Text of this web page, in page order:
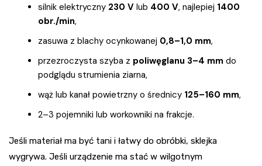
silnik elektryczny 230 V lub 400 V, najlepiej 1400
obr./min,
zasuwa z blachy ocynkowanej 0,8–1,0 mm,
przezroczysta szyba z poliwęglanu 3–4 mm do
podglądu strumienia ziarna,
wąż lub kanał powietrzny o średnicy 125–160 mm,
2–3 pojemniki lub workowniki na frakcje.
Jeśli materiał ma być tani i łatwy do obróbki, sklejka
wygrywa. Jeśli urządzenie ma stać w wilgotnym